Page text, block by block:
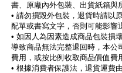
書、原廠內外包裝、出貨紙箱與
• 請勿損毀外包裝，退貨時請以
配單或書寫文字，否則可能影響
• 如因人為因素造成商品包裝損
導致商品無法完整退回時，本公
費用，或按比例收取商品價值費
• 根據消費者保護法，退貨運費